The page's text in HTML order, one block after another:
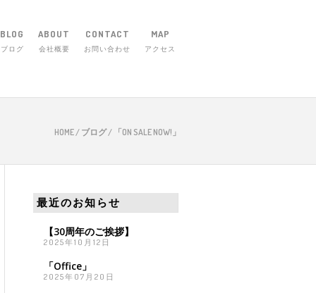
BLOG
ブログ
ABOUT
会社概要
CONTACT
お問い合わせ
MAP
アクセス
HOME/ ブログ/ 「ON SALE NOW!」
最近のお知らせ
【30周年のご挨拶】
2025年10月12日
「Office」
2025年07月20日